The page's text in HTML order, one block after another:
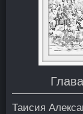
Таисия